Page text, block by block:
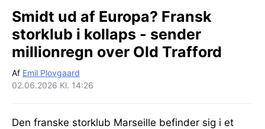
Smidt ud af Europa? Fransk
storklub i kollaps - sender
millionregn over Old Trafford
Af Emil Plovgaard
02.06.2026 Kl. 14:26
Den franske storklub Marseille befinder sig i et